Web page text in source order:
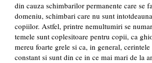
din cauza schimbarilor permanente care se
domeniu, schimbari care nu sunt
copiilor. Astfel, printre nemultumiri se
temele sunt coplesitoare pentru copii, ca
mereu foarte grele si ca, in general, cerintele
constant si sunt din ce in ce mai mari de la